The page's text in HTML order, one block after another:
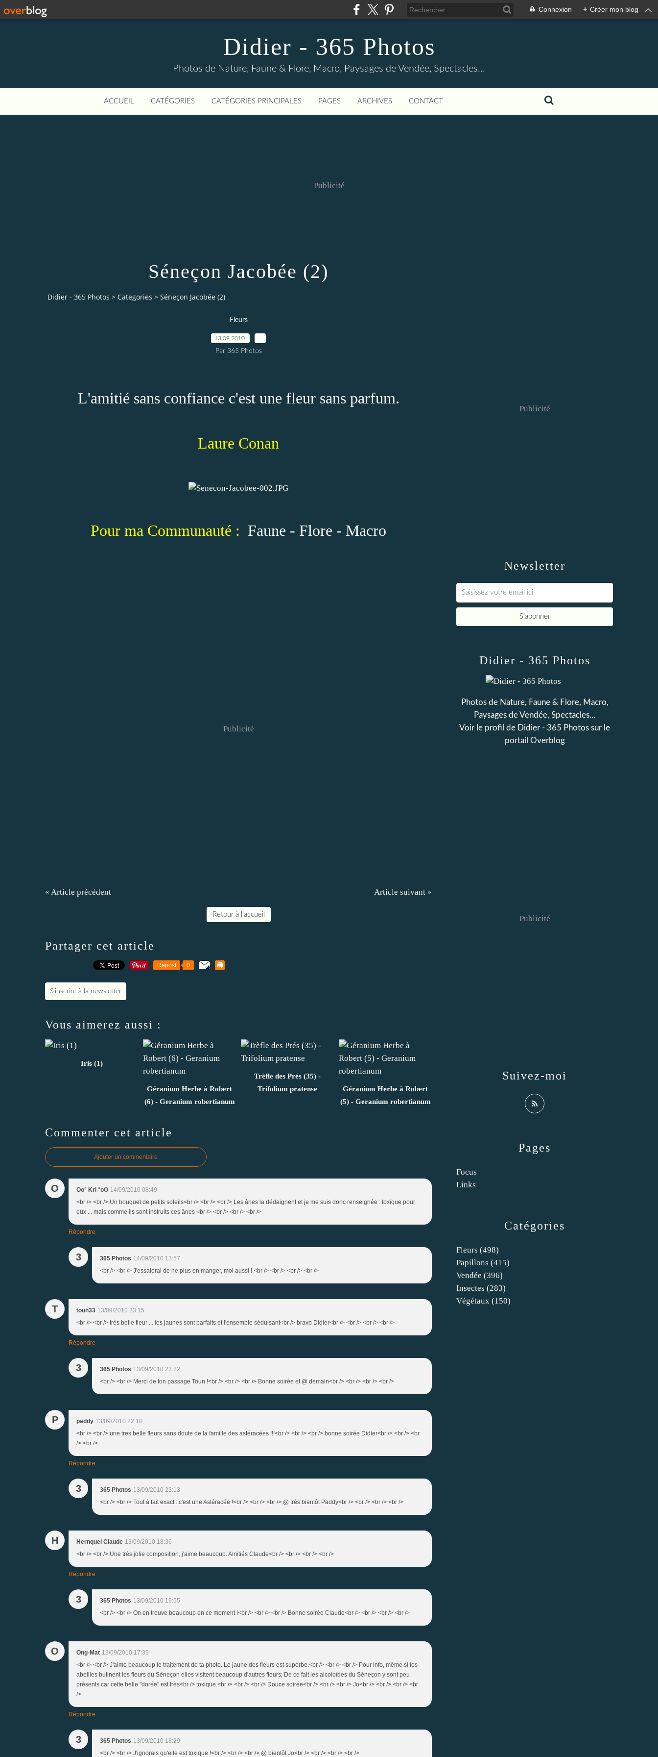
Connexion + Créer mon blog
Didier - 365 Photos
Photos de Nature, Faune & Flore, Macro, Paysages de Vendée, Spectacles...
ACCUEIL CATÉGORIES CATÉGORIES PRINCIPALES PAGES ARCHIVES CONTACT
Publicité
Séneçon Jacobée (2)
Didier - 365 Photos > Categories > Séneçon Jacobée (2)
Fleurs
13.09.2010
Par 365 Photos
L'amitié sans confiance c'est une fleur sans parfum.
Laure Conan
Pour ma Communauté : Faune - Flore - Macro
Publicité
« Article précédent Article suivant »
Retour à l'accueil
Partager cet article
Repost 0
S'inscrire à la newsletter
Vous aimerez aussi :
Iris (1)
Géranium Herbe à Robert
(6) - Geranium robertianum
Trèfle des Prés (35) -
Trifolium pratense
Géranium Herbe à Robert
(5) - Geranium robertianum
Commenter cet article
Ajouter un commentaire
O Oo° Kri °oO 14/09/2010 08:49
<br /> <br /> Un bouquet de petits soleils<br /> <br /> <br /> Les ânes la dédaignent et je me suis donc renseignée : toxique pour
eux ... mais comme ils sont instruits ces ânes <br /> <br /> <br /> <br />
Répondre
3 365 Photos 14/09/2010 13:57
<br /> <br /> J'essaierai de ne plus en manger, moi aussi ! <br /> <br /> <br /> <br />
T toun33 13/09/2010 23:15
<br /> <br /> très belle fleur ... les jaunes sont parfaits et l'ensemble séduisant<br /> bravo Didier<br /> <br /> <br /> <br />
Répondre
3 365 Photos 13/09/2010 23:22
<br /> <br /> Merci de ton passage Toun !<br /> <br /> <br /> Bonne soirée et @ demain<br /> <br /> <br /> <br />
P paddy 13/09/2010 22:10
<br /> <br /> une tres belle fleurs sans doute de la famille des astéracées !!!<br /> <br /> <br /> bonne soirée Didier<br /> <br /> <br
/> <br />
Répondre
3 365 Photos 13/09/2010 23:13
<br /> <br /> Tout à fait exact : c'est une Astéracée !<br /> <br /> <br /> @ très bientôt Paddy<br /> <br /> <br /> <br />
H Hernquel Claude 13/09/2010 18:36
<br /> <br /> Une très jolie composition, j'aime beaucoup. Amitiés Claude<br /> <br /> <br /> <br />
Répondre
3 365 Photos 13/09/2010 19:55
<br /> <br /> On en trouve beaucoup en ce moment !<br /> <br /> <br /> Bonne soirée Claude<br /> <br /> <br /> <br />
O Ong-Mat 13/09/2010 17:39
<br /> <br /> J'aime beaucoup le traitement de ta photo. Le jaune des fleurs est superbe.<br /> <br /> <br /> Pour info, même si les
abeilles butinent les fleurs du Séneçon elles visitent beaucoup d'autres fleurs; De ce fait les alcoloïdes du Séneçon y sont peu
présents car cette belle "dorée" est très<br /> toxique.<br /> <br /> <br /> Douce soirée<br /> <br /> <br /> Jo<br /> <br /> <br /> <br
/>
Répondre
3 365 Photos 13/09/2010 18:29
<br /> <br /> J'ignorais qu'elle est toxique !<br /> <br /> <br /> @ bientôt Jo<br /> <br /> <br /> <br />
Newsletter
Publicité
Catégories
Fleurs (498)
Papillons (415)
Vendée (396)
Insectes (283)
Végétaux (150)
Pages
Focus
Links
Didier - 365 Photos
Photos de Nature, Faune & Flore, Macro,
Paysages de Vendée, Spectacles...
Voir le profil de Didier - 365 Photos sur le
portail Overblog
Suivez-moi
Publicité